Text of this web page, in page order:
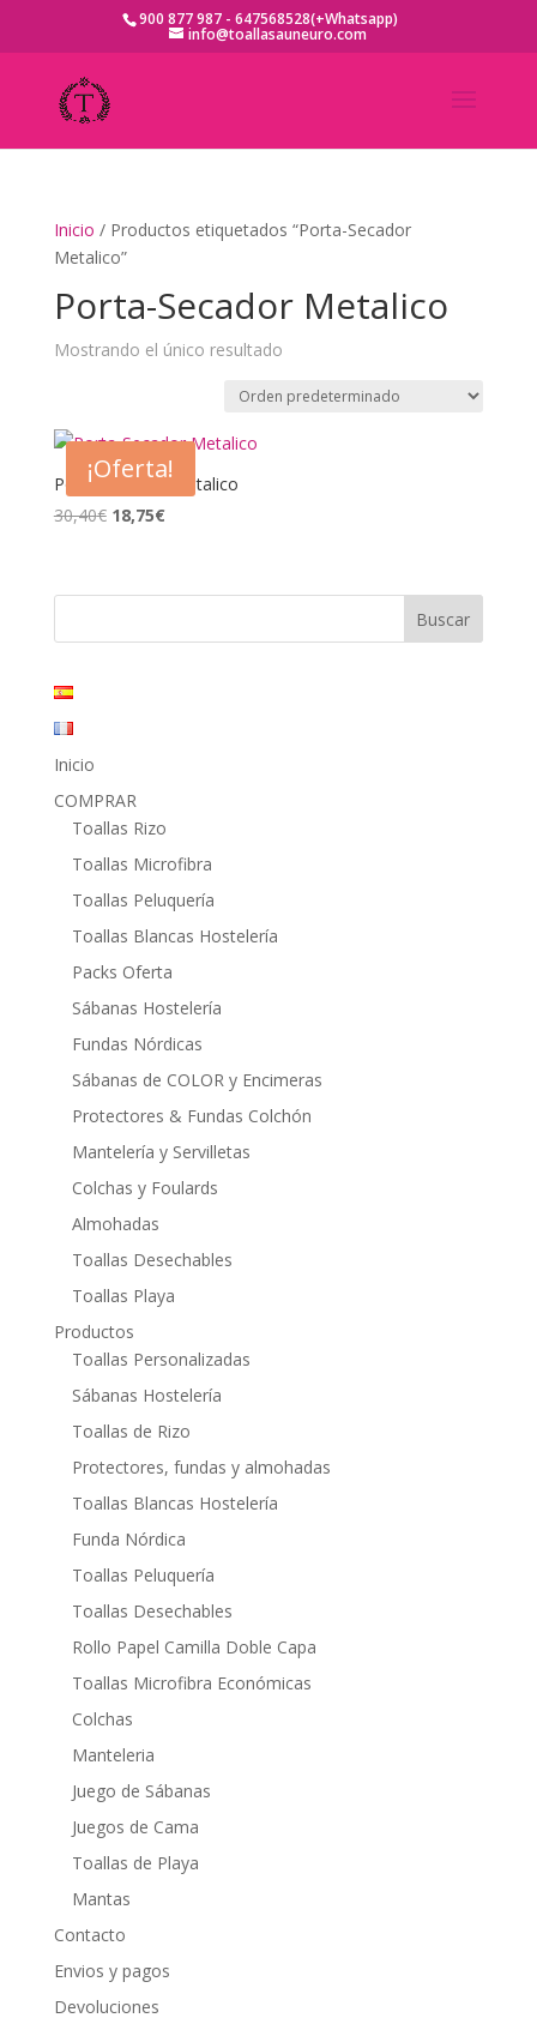
900 877 987 - 647568528(+Whatsapp)
info@toallasauneuro.com
Inicio / Productos etiquetados “Porta-Secador
Metalico”
Porta-Secador Metalico
Mostrando el único resultado
¡Oferta!
Porta-Secador Metalico
30,40€ El
era:
18,75€El
es:
Inicio
COMPRAR
Toallas Rizo
Toallas Microfibra
Toallas Peluquería
Toallas Blancas Hostelería
Packs Oferta
Sábanas Hostelería
Fundas Nórdicas
Sábanas de COLOR y Encimeras
Protectores & Fundas Colchón
Mantelería y Servilletas
Colchas y Foulards
Almohadas
Toallas Desechables
Toallas Playa
Productos
Toallas Personalizadas
Sábanas Hostelería
Toallas de Rizo
Protectores, fundas y almohadas
Toallas Blancas Hostelería
Funda Nórdica
Toallas Peluquería
Toallas Desechables
Rollo Papel Camilla Doble Capa
Toallas Microfibra Económicas
Colchas
Manteleria
Juego de Sábanas
Juegos de Cama
Toallas de Playa
Mantas
Contacto
Envios y pagos
Devoluciones